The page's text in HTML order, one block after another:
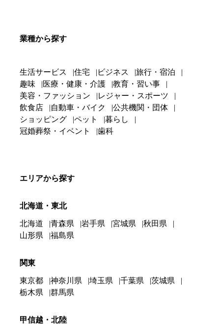
業種から探す
生活サービス 住宅 ビジネス
旅行・宿泊
趣味
医療・健康・介護
教育・習い事
美容・ファッション
レジャー・スポーツ
飲食店
自動車・バイク
公共機関・団体
ショッピング
ペット
暮らし
冠婚葬祭・イベント
歯科
エリアから探す
北海道・東北
北海道 青森県 岩手県 宮城県
秋田県
山形県
福島県
関東
東京都 神奈川県 埼玉県 千葉県
茨城県
栃木県
群馬県
甲信越・北陸